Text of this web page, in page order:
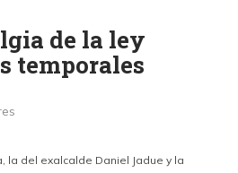
de la ley
temporales
la del exalcalde Daniel Jadue y la